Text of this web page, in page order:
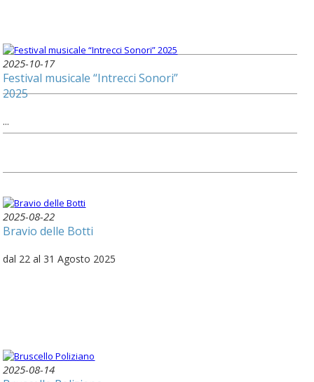
2025-10-17
Festival musicale “Intrecci Sonori”
2025
...
2025-08-22
Bravio delle Botti
dal 22 al 31 Agosto 2025
2025-08-14